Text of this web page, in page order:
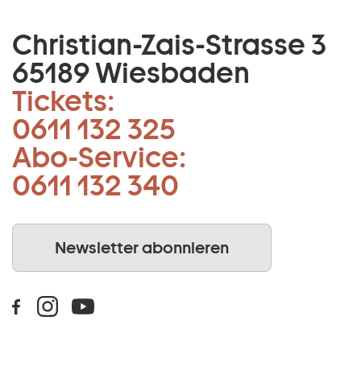
Christian-Zais-Strasse 3
65189 Wiesbaden
Tickets:
0611 132 325
Abo-Service:
0611 132 340
Newsletter abonnieren